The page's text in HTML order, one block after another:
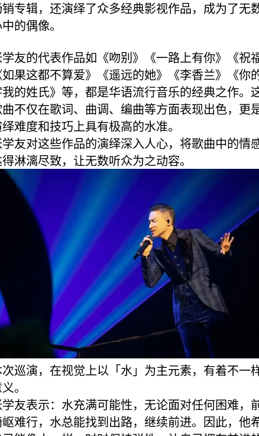
专辑，还演绎了众多经典影视作品，成为了无
的偶像。
友的代表作品如《吻别》《一路上有你》《祝
果这都不算爱》《遥远的她》《李香兰》《你
的姓氏》等，都是华语流行音乐的经典之作。
不仅在歌词、曲调、编曲等方面表现出色，更
难度和技巧上具有极高的水准。
友对这些作品的演绎深入人心，将歌曲中的情
淋漓尽致，让无数听众为之动容。
巡演，在视觉上以「水」为主元素，有着不一
。
友表示：水充满可能性，无论面对任何困难，
难行，水总能找到出路，继续前进。因此，他